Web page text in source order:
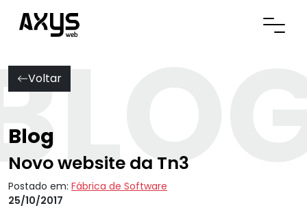
Abrir
Voltar
Blog
Novo website da Tn3
Postado em: Fábrica de Software
25/10/2017